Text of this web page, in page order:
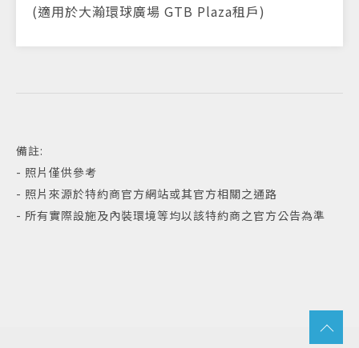
(適用於大瀚環球廣場 GTB Plaza租戶)
備註:
- 照片僅供參考
- 照片來源於特約商官方網站或其官方相關之通路
- 所有實際設施及內裝環境等均以該特約商之官方公告為準